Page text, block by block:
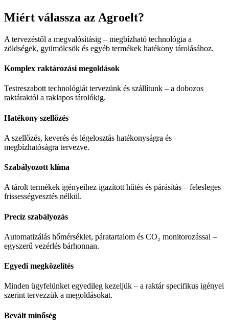
Miért válassza az Agroelt?
A tervezéstől a megvalósításig – megbízható technológia a
zöldségek, gyümölcsök és egyéb termékek hatékony tárolásához.
Komplex raktározási megoldások
Testreszabott technológiát tervezünk és szállítunk – a dobozos
raktáraktól a raklapos tárolókig.
Hatékony szellőzés
A szellőzés, keverés és légelosztás hatékonyságra és
megbízhatóságra tervezve.
Szabályozott klíma
A tárolt termékek igényeihez igazított hűtés és párásítás – felesleges
frissességvesztés nélkül.
Precíz szabályozás
Automatizálás hőmérséklet, páratartalom és CO₂ monitorozással –
egyszerű vezérlés bárhonnan.
Egyedi megközelítés
Minden ügyfelünket egyedileg kezeljük – a raktár specifikus igényei
szerint tervezzük a megoldásokat.
Bevált minőség